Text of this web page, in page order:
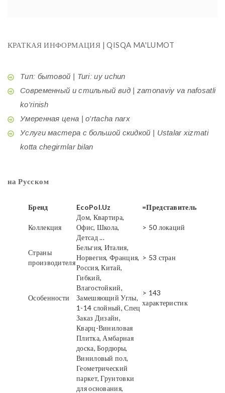
КРАТКАЯ ИНФОРМАЦИЯ | QISQA MA'LUMOT
Тип: бытовой | Turi: uy uchun
Современный и стильный вид | zamonaviy va nafosatli
ko'rinish
Умеренная цена | o'rtacha narx
Услуги мастера с большой скидкой | Ustalar xizmati
kotta chegirmlar bilan
на Русском
Бренд EcoPol.Uz =Представитель
Коллекция
Дом, Квартира,
Офис, Школа,
Детсад ...
> 50 локаций
Страны
производителя
Бельгия, Италия,
Норвегия, Франция,
Россия, Китай,
> 53 стран
Особенности
Гибкий,
Влагостойкий,
Замешяющий Углы,
1-14 слойный, Спец
Заказ Дизайн,
> 143
характеристик
Кварц-Виниловая
Плитка, Амбарная
доска, Бордюры,
Виниловый пол,
Геометрический
паркет, Грунтовки
для основания,